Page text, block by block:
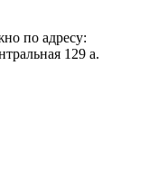
по адресу:
129 а.